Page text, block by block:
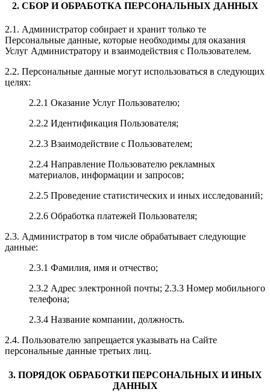
2. СБОР И ОБРАБОТКА ПЕРСОНАЛЬНЫХ ДАННЫХ
2.1. Администратор собирает и хранит только те
Персональные данные, которые необходимы для оказания
Услуг Администратору и взаимодействия с Пользователем.
2.2. Персональные данные могут использоваться в следующих
целях:
2.2.1 Оказание Услуг Пользователю;
2.2.2 Идентификация Пользователя;
2.2.3 Взаимодействие с Пользователем;
2.2.4 Направление Пользователю рекламных
материалов, информации и запросов;
2.2.5 Проведение статистических и иных исследований;
2.2.6 Обработка платежей Пользователя;
2.3. Администратор в том числе обрабатывает следующие
данные:
2.3.1 Фамилия, имя и отчество;
2.3.2 Адрес электронной почты; 2.3.3 Номер мобильного
телефона;
2.3.4 Название компании, должность.
2.4. Пользователю запрещается указывать на Сайте
персональные данные третьих лиц.
3. ПОРЯДОК ОБРАБОТКИ ПЕРСОНАЛЬНЫХ И ИНЫХ
ДАННЫХ